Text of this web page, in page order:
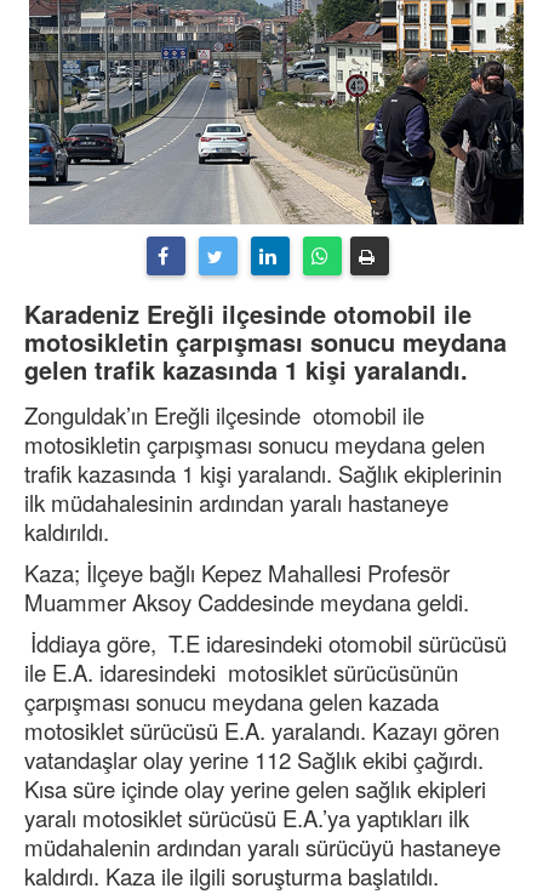
Karadeniz Ereğli ilçesinde otomobil ile
motosikletin çarpışması sonucu meydana
gelen trafik kazasında 1 kişi yaralandı.
Zonguldak’ın Ereğli ilçesinde otomobil ile
motosikletin çarpışması sonucu meydana gelen
trafik kazasında 1 kişi yaralandı. Sağlık ekiplerinin
ilk müdahalesinin ardından yaralı hastaneye
kaldırıldı.
Kaza; İlçeye bağlı Kepez Mahallesi Profesör
Muammer Aksoy Caddesinde meydana geldi.
İddiaya göre, T.E idaresindeki otomobil sürücüsü
ile E.A. idaresindeki motosiklet sürücüsünün
çarpışması sonucu meydana gelen kazada
motosiklet sürücüsü E.A. yaralandı. Kazayı gören
vatandaşlar olay yerine 112 Sağlık ekibi çağırdı.
Kısa süre içinde olay yerine gelen sağlık ekipleri
yaralı motosiklet sürücüsü E.A.’ya yaptıkları ilk
müdahalenin ardından yaralı sürücüyü hastaneye
kaldırdı. Kaza ile ilgili soruşturma başlatıldı.